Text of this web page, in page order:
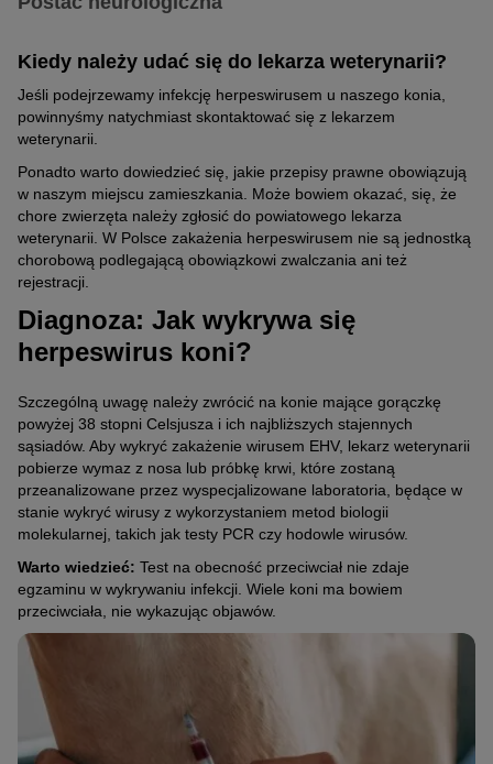
się gorączka i zmęczenie. Zwierzęta mniej jedzą, występuje u
Postać ta ma charakter samoograniczający się i zazwyczaj nie
wymaga leczenia.
Neurologiczna postać herpeswirusa koni dotyka układu
nerwowego zwierząt i może powodować poważne dolegliwości –
gorączkę oraz ataksję.
Wraz ze wzrostem nasilenia choroby postępuje utrata koordynacji
ruchowej. Często pojawiają się także inne nieprawidłowości
neurologiczne, takie jak zaburzenia w oddawaniu moczu i kału, w
wyniku których wiele zwierząt umiera.
Kiedy należy udać się do lekarza weterynarii?
Jeśli podejrzewamy infekcję herpeswirusem u naszego konia,
powinnyśmy natychmiast skontaktować się z lekarzem
weterynarii.
Ponadto warto dowiedzieć się, jakie przepisy prawne obowiązują
w naszym miejscu zamieszkania. Może bowiem okazać, się, że
chore zwierzęta należy zgłosić do powiatowego lekarza
weterynarii. W Polsce zakażenia herpeswirusem nie są jednostką
chorobową podlegającą obowiązkowi zwalczania ani też
rejestracji.
Diagnoza: Jak wykrywa się
herpeswirus koni?
Szczególną uwagę należy zwrócić na konie mające gorączkę
powyżej 38 stopni Celsjusza i ich najbliższych stajennych
sąsiadów. Aby wykryć zakażenie wirusem EHV, lekarz weterynarii
pobierze wymaz z nosa lub próbkę krwi, które zostaną
przeanalizowane przez wyspecjalizowane laboratoria, będące w
stanie wykryć wirusy z wykorzystaniem metod biologii
molekularnej, takich jak testy PCR czy hodowle wirusów.
Warto wiedzieć: Test na obecność przeciwciał nie zdaje
egzaminu w wykrywaniu infekcji. Wiele koni ma bowiem
przeciwciała, nie wykazując objawów.